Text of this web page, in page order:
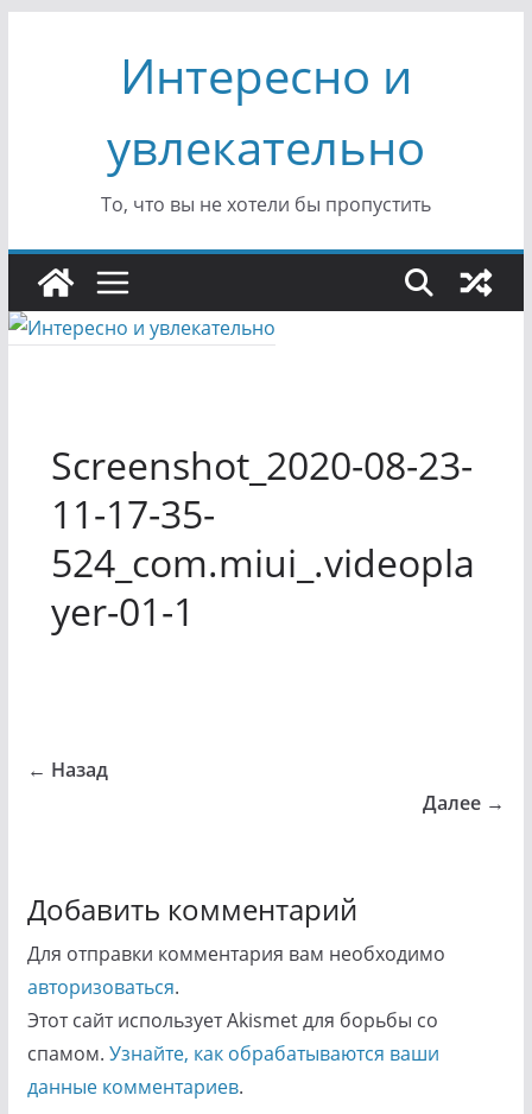
содержимомуИнтересно и
увлекательно
То, что вы не хотели бы пропустить
Screenshot_2020-08-23-
11-17-35-
524_com.miui_.videopla
yer-01-1
← Назад
Далее →
Добавить комментарий
Для отправки комментария вам необходимо
авторизоваться.
Этот сайт использует Akismet для борьбы со
спамом. Узнайте, как обрабатываются ваши
данные комментариев.